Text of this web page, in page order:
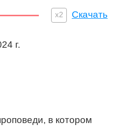
x2
г.
в котором